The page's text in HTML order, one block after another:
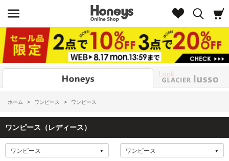
Look
ホーム > ワンピース > ワンピース
ワンピース（レディース）